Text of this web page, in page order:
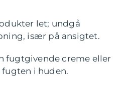
let; undgå
især på ansigtet.
fugtgivende creme eller
i huden.